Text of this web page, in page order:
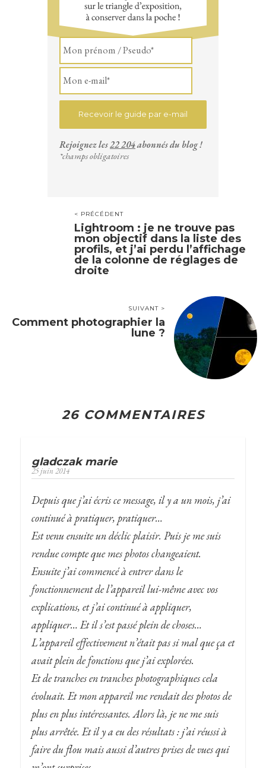
Rejoignez les22 204abonnés du blog !
*champs obligatoires
< PRÉCÉDENT
Lightroom : je ne trouve pas
mon objectif dans la liste des
profils, et j’ai perdu l’affichage
de la colonne de réglages de
droite
SUIVANT >
Comment photographier la
lune ?
26 COMMENTAIRES
gladczak marie
25 juin 2014
Depuis que j’ai écris ce message, il y a un mois, j’ai
continué à pratiquer, pratiquer…
Est venu ensuite un déclic plaisir. Puis je me suis
rendue compte que mes photos changeaient.
Ensuite j’ai commencé à entrer dans le
fonctionnement de l’appareil lui-même avec vos
explications, et j’ai continué à appliquer,
appliquer… Et il s’est passé plein de choses…
L’appareil effectivement n’était pas si mal que ça et
avait plein de fonctions que j’ai explorées.
Et de tranches en tranches photographiques cela
évoluait. Et mon appareil me rendait des photos de
plus en plus intéressantes. Alors là, je ne me suis
plus arrêtée. Et il y a eu des résultats : j’ai réussi à
faire du flou mais aussi d’autres prises de vues qui